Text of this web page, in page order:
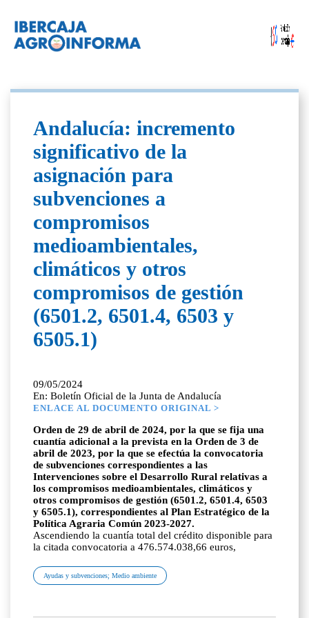
Andalucía: incremento
significativo de la
asignación para
subvenciones a
compromisos
medioambientales,
climáticos y otros
compromisos de gestión
(6501.2, 6501.4, 6503 y
6505.1)
09/05/2024
En: Boletín Oficial de la Junta de Andalucía
ENLACE AL DOCUMENTO ORIGINAL >
Orden de 29 de abril de 2024, por la que se fija una
cuantía adicional a la prevista en la Orden de 3 de
abril de 2023, por la que se efectúa la convocatoria
de subvenciones correspondientes a las
Intervenciones sobre el Desarrollo Rural relativas a
los compromisos medioambientales, climáticos y
otros compromisos de gestión (6501.2, 6501.4, 6503
y 6505.1), correspondientes al Plan Estratégico de la
Política Agraria Común 2023-2027.
Ascendiendo la cuantía total del crédito disponible para
la citada convocatoria a 476.574.038,66 euros,
Ayudas y subvenciones; Medio ambiente